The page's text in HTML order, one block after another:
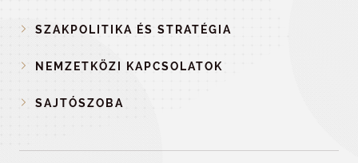
SZAKPOLITIKA ÉS STRATÉGIA
NEMZETKÖZI KAPCSOLATOK
SAJTÓSZOBA